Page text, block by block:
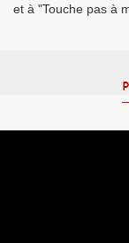
et à "Touche pas à